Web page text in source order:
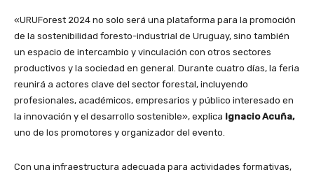
«URUForest 2024 no solo será una plataforma para la promoción
de la sostenibilidad foresto-industrial de Uruguay, sino también
un espacio de intercambio y vinculación con otros sectores
productivos y la sociedad en general. Durante cuatro días, la feria
reunirá a actores clave del sector forestal, incluyendo
profesionales, académicos, empresarios y público interesado en
la innovación y el desarrollo sostenible», explica Ignacio Acuña,
uno de los promotores y organizador del evento.
Con una infraestructura adecuada para actividades formativas,